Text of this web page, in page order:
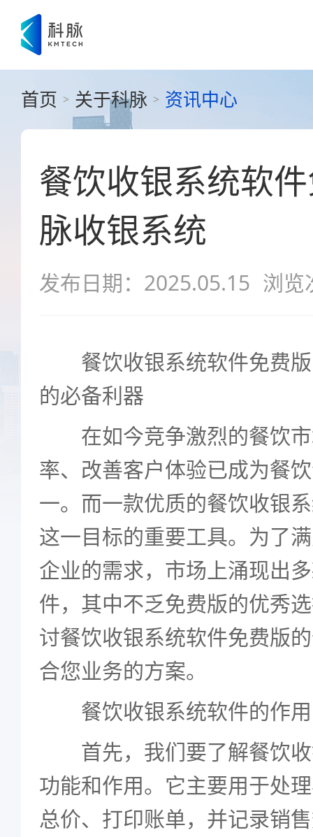
首页 > 关于科脉 > 资讯中心
餐饮收银系统软
脉收银系统
发布日期：2025.05.15 浏览
餐饮收银系统软件免费版
的必备利器
在如今竞争激烈的餐饮市
率、改善客户体验已成为餐
一。而一款优质的餐饮收银
这一目标的重要工具。为了
企业的需求，市场上涌现出
件，其中不乏免费版的优秀
讨餐饮收银系统软件免费版
合您业务的方案。
餐饮收银系统软件的作用
首先，我们要了解餐饮收
功能和作用。它主要用于处
总价、打印账单，并记录销